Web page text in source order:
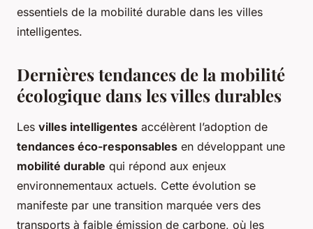
essentiels de la mobilité durable dans les villes
intelligentes.
Dernières tendances de la mobilité
écologique dans les villes durables
Les villes intelligentes accélèrent l’adoption de
tendances éco-responsables en développant une
mobilité durable qui répond aux enjeux
environnementaux actuels. Cette évolution se
manifeste par une transition marquée vers des
transports à faible émission de carbone, où les